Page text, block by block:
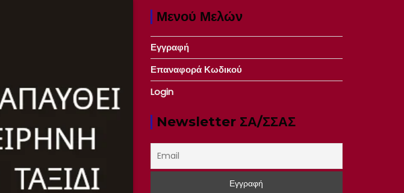
Μενού Μελών
Εγγραφή
Επαναφορά Κωδικού
Login
Newsletter ΣΑ/ΣΣΑΣ